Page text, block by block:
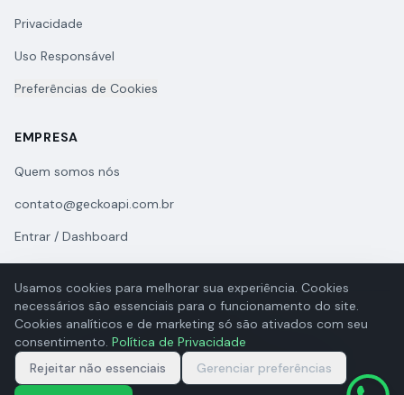
Privacidade
Uso Responsável
Preferências de Cookies
EMPRESA
Quem somos nós
contato@geckoapi.com.br
Entrar / Dashboard
© 2026 GeckoAPI. Todos os direitos reservados.
GECKOAPI DESENVOLVIMENTO DE SOFTWARES LTDA | CNPJ
66.136.461/0001-02
Usamos cookies para melhorar sua experiência. Cookies
necessários são essenciais para o funcionamento do site.
Cookies analíticos e de marketing só são ativados com seu
consentimento. Política de Privacidade
Rejeitar não essenciais
Gerenciar preferências